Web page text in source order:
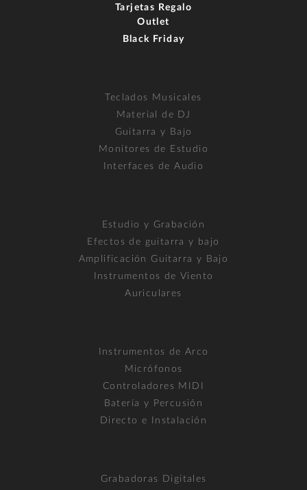
Tarjetas Regalo
Outlet
Black Friday
Teclados Musicales
Material de DJ
Guitarra y Bajo
Monitores de Estudio
Interfaces de Audio
Estudio y Grabación
Efectos de guitarra y bajo
Amplificación Guitarra y Bajo
Instrumentos de Viento
Auriculares
Instrumentos de Arco
Micrófonos
Controladores MIDI
Batería y Percusión
Directo e Instalación
Grabadoras Digitales